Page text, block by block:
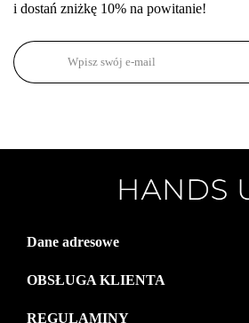
i dostań zniżkę 10% na powitanie!
Dane adresowe
OBSŁUGA KLIENTA
REGULAMINY